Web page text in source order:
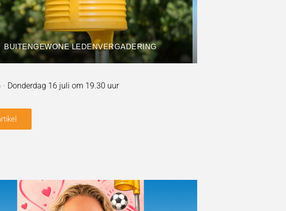
BUITENGEWONE LEDENVERGADERING
- Donderdag 16 juli om 19.30 uur